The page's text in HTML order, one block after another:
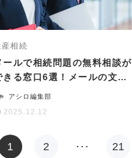
産相続
ールで相続問題の無料相談が
きる窓口6選！メールの文章
や注意点も解説
アシロ編集部
2025.12.12
1 2 … 21